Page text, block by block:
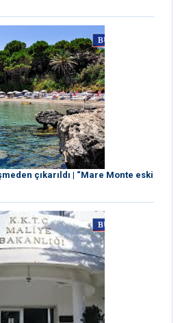
çıkarıldı | “Mare Monte eski